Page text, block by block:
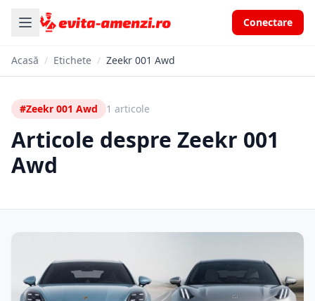
Conectare
Acasă / Etichete / Zeekr 001 Awd
#Zeekr 001 Awd 1 articole
Articole despre Zeekr 001
Awd